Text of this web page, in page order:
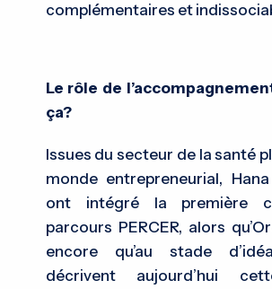
complémentaires et
Le rôle de
ça?
Issues du secteur de la santé
monde entrepreneurial,
ont intégré la première
parcours PERCER, alors
encore qu’au stade
décrivent aujourd’hui